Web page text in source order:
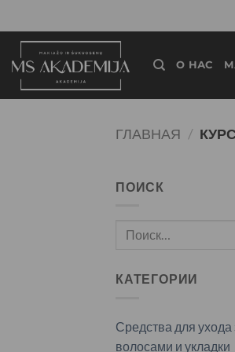
О НАС
ГЛАВНАЯ /
ПОИСК
КАТЕГОРИИ
Средства для ухода
волосами и укладки